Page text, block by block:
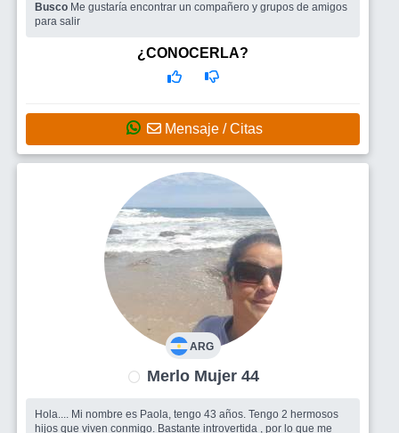
Busco Me gustaría encontrar un compañero y grupos de amigos
para salir
¿CONOCERLA?
Mensaje / Citas
ARG
Merlo Mujer 44
Hola.... Mi nombre es Paola, tengo 43 años. Tengo 2 hermosos
hijos que viven conmigo. Bastante introvertida , por lo que me